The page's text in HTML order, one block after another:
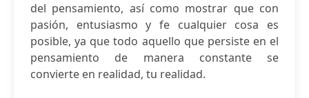
del pensamiento, así como mostrar que con
pasión, entusiasmo y fe cualquier cosa es
posible, ya que todo aquello que persiste en el
pensamiento de manera constante se
convierte en realidad, tu realidad.